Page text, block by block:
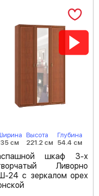
см
Высота
221.2 см
Глубина
54.4 см
шкаф 3-х
Ливорно
24 с зеркалом орех